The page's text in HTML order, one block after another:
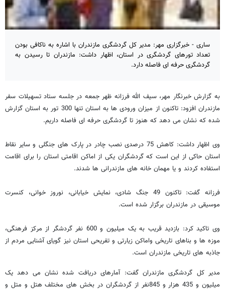
ساری - خبرگزاری مهر: مدیر کل گردشگری مازندران با اشاره به ناکافی بودن
تعداد تورهای گردشگری در استان، اظهار داشت: مازندران تا رسیدن به
گردشگری حرفه ای فاصله دارد.
به گزارش خبرنگار مهر، سیف الله فرزانه ظهر جمعه در جلسه ستاد تسهیلات سفر
مازندران افزود: تاکنون از میزان ورودی ها به استان تنها 300 تور به استان گزارش
شده که نشان می دهد که هنوز تا گردشگری حرفه ای فاصله داریم.
وی اظهار داشت: کاهش 75 درصدی نصب چادر در پارک های جنگلی و سایر نقاط
استان حاکی از این است که گردشگران یکی از اماکن اقامتی استان را برای اقامت
استفاده کردند و یا مهمان خانه های مازندرانی ها شدند.
فرزانه گفت: تاکنون 49 جنگ شادی، نمایش خیابانی، نوروز خوانی، کنسرت
موسیقی در مازندران برگزار شده است.
وی تاکید کرد: بازدید قریب به یک میلیون و 600 نفر گردشگر از مرکز فرهنگی،
موزه ها و بناهای تاریخی واماکن زیارتی و تفریحی استان نیز گویای آشنایی مردم از
جاذبه های تاریخی مازندران است.
مدیر کل گردشگری مازندران گفت: آمارهای دریافت شده نشان می دهد یک
میلیون و 435 هزار و 845نفر از گردشگران در بخش های مختلف هتل و متل و